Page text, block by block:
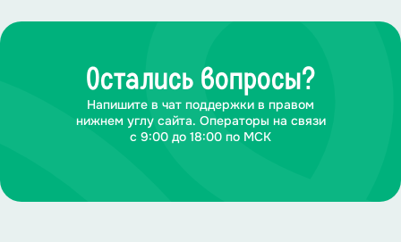
Остались вопросы?
Напишите в чат поддержки в правом
нижнем углу сайта. Операторы на связи
с 9:00 до 18:00 по МСК